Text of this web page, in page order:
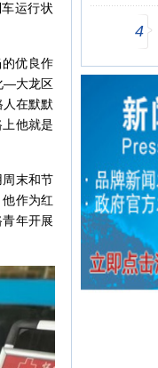
运行状
优良作
—大龙区
在默默
他就是
末和节
作为红
年开展
4